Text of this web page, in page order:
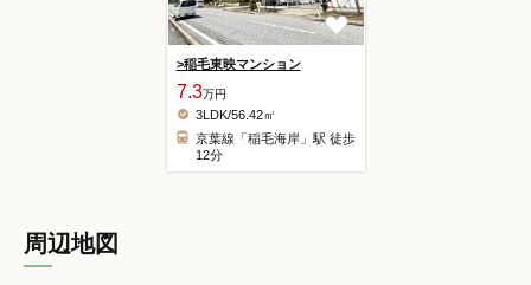
>稲毛東映マンション
7.3万円
3LDK/56.42㎡
京葉線「稲毛海岸」駅 徒歩
12分
周辺地図